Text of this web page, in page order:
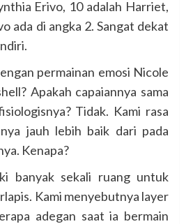
Erivo, 10 adalah Harriet,
ada di angka 2. Sangat dekat
permainan emosi Nicole
Apakah capaiannya sama
Tidak. Kami rasa
jauh lebih baik dari pada
Kenapa?
banyak sekali ruang untuk
Kami menyebutnya layer
adegan saat ia bermain